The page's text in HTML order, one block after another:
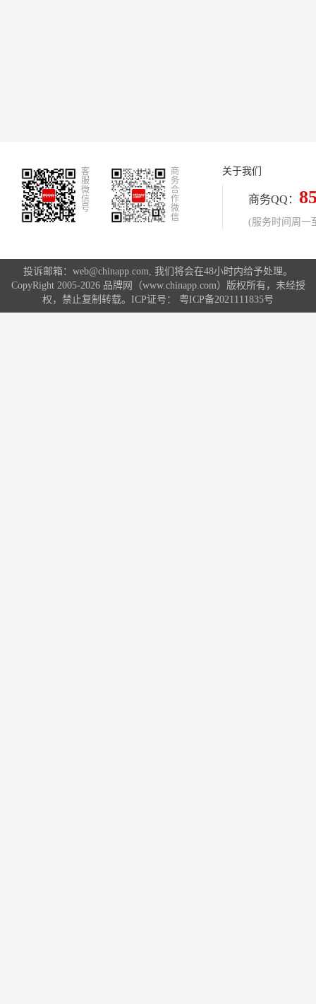
客
服
微
信
号
商
务
合
作
微
信
关于我们
商务QQ：
(服务时间周一
投诉邮箱：web@chinapp.com, 我们将会在48小时内给予处理。
CopyRight 2005-2026 品牌网（www.chinapp.com）版权所有，未经授
权，禁止复制转载。ICP证号： 粤ICP备2021111835号